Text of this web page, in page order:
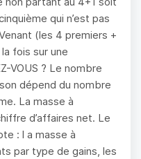
qui n’est pas
(les 4 premiers +
fois sur une
VOUS ? Le nombre
dépend du nombre
La masse à
d’affaires net. Le
: l a masse à
par type de gains, les